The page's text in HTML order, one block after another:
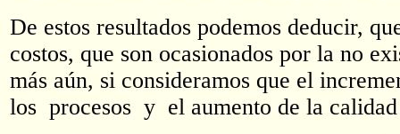
De estos resultados podemos deducir,
costos, que son ocasionados por la no
más aún, si consideramos que el
los procesos y el aumento de la